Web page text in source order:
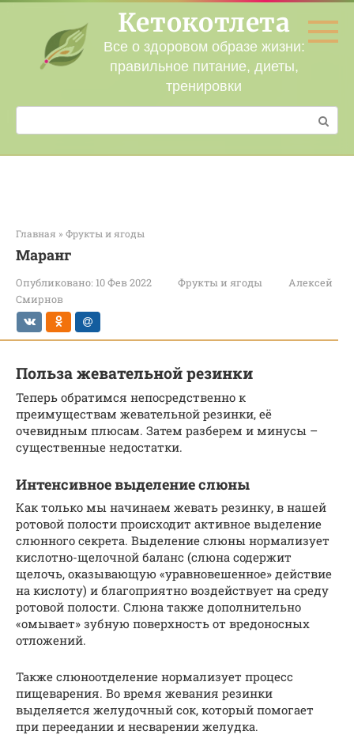
Перейти
контенту
Кетокотлета
Все о здоровом образе жизни:
правильное питание, диеты,
тренировки
Поиск:
Главная » Фрукты и ягоды
Маранг
Опубликовано: 10 Фев 2022 Фрукты и ягоды
Алексей
Смирнов
Польза жевательной резинки
Теперь обратимся непосредственно к
преимуществам жевательной резинки, её
очевидным плюсам. Затем разберем и минусы –
существенные недостатки.
Интенсивное выделение слюны
Как только мы начинаем жевать резинку, в нашей
ротовой полости происходит активное выделение
слюнного секрета. Выделение слюны нормализует
кислотно-щелочной баланс (слюна содержит
щелочь, оказывающую «уравновешенное» действие
на кислоту) и благоприятно воздействует на среду
ротовой полости. Слюна также дополнительно
«омывает» зубную поверхность от вредоносных
отложений.
Также слюноотделение нормализует процесс
пищеварения. Во время жевания резинки
выделяется желудочный сок, который помогает
при переедании и несварении желудка.